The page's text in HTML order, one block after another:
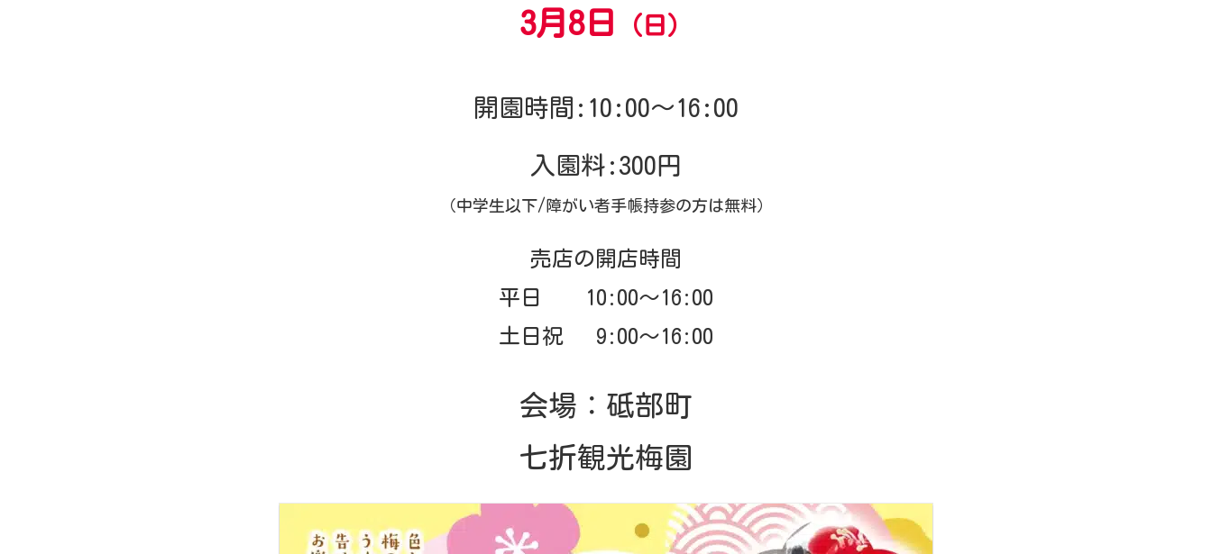
3月8日 （日）
開園時間:10:00～16:00
入園料:300円
（中学生以下/障がい者手帳持参の方は無料）
売店の開店時間
平日 10:00～16:00
土日祝 9:00～16:00
会場：砥部町
七折観光梅園